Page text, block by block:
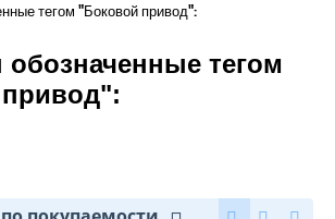
тегом "Боковой привод":
тегом